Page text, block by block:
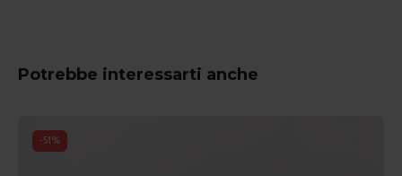
Potrebbe interessarti anche
-51%